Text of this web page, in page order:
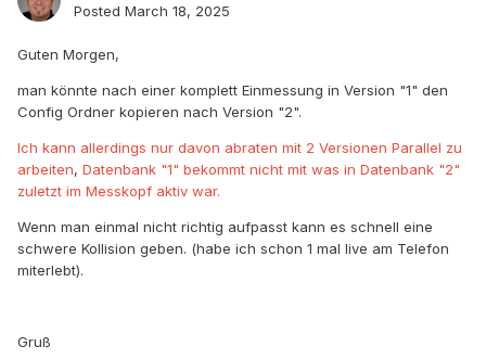
Posted March 18, 2025
Guten Morgen,
man könnte nach einer komplett Einmessung in Version "1" den
Config Ordner kopieren nach Version "2".
Ich kann allerdings nur davon abraten mit 2 Versionen Parallel zu
arbeiten, Datenbank "1" bekommt nicht mit was in Datenbank "2"
zuletzt im Messkopf aktiv war.
Wenn man einmal nicht richtig aufpasst kann es schnell eine
schwere Kollision geben. (habe ich schon 1 mal live am Telefon
miterlebt).
Gruß